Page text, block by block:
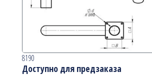
8190
Доступно для предзаказа